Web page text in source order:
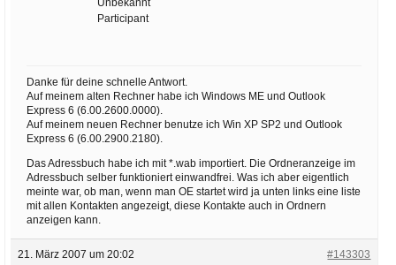
Participant
Danke für deine schnelle Antwort.
Auf meinem alten Rechner habe ich Windows ME und Outlook
Express 6 (6.00.2600.0000).
Auf meinem neuen Rechner benutze ich Win XP SP2 und Outlook
Express 6 (6.00.2900.2180).
Das Adressbuch habe ich mit *.wab importiert. Die Ordneranzeige im
Adressbuch selber funktioniert einwandfrei. Was ich aber eigentlich
meinte war, ob man, wenn man OE startet wird ja unten links eine liste
mit allen Kontakten angezeigt, diese Kontakte auch in Ordnern
anzeigen kann.
21. März 2007 um 20:02 #143303